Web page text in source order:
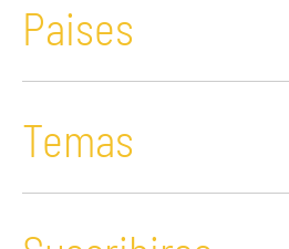
Paises
Temas